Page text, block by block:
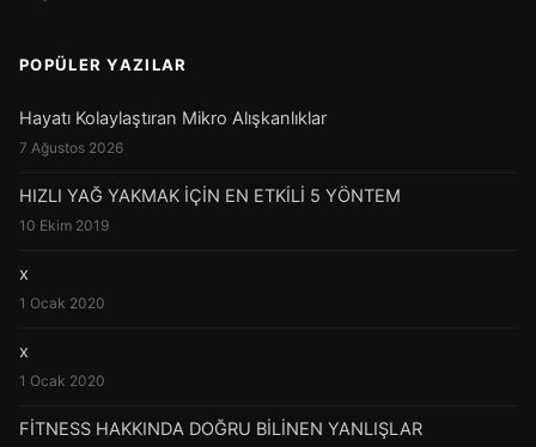
POPÜLER YAZILAR
Hayatı Kolaylaştıran Mikro Alışkanlıklar
7 Ağustos 2026
HIZLI YAĞ YAKMAK İÇİN EN ETKİLİ 5 YÖNTEM
10 Ekim 2019
x
1 Ocak 2020
x
1 Ocak 2020
FİTNESS HAKKINDA DOĞRU BİLİNEN YANLIŞLAR